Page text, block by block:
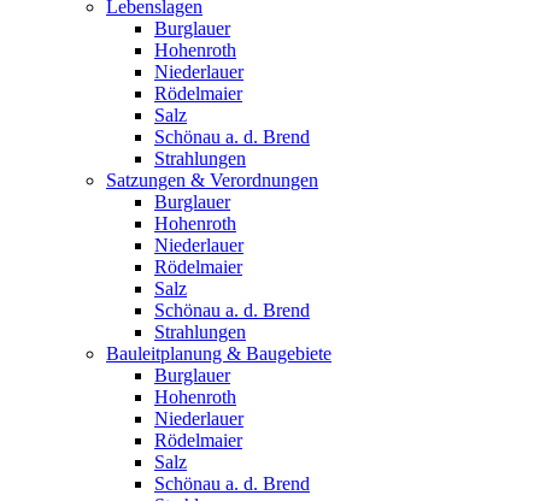
Lebenslagen
Burglauer
Hohenroth
Niederlauer
Rödelmaier
Salz
Schönau a. d. Brend
Strahlungen
Satzungen & Verordnungen
Burglauer
Hohenroth
Niederlauer
Rödelmaier
Salz
Schönau a. d. Brend
Strahlungen
Bauleitplanung & Baugebiete
Burglauer
Hohenroth
Niederlauer
Rödelmaier
Salz
Schönau a. d. Brend